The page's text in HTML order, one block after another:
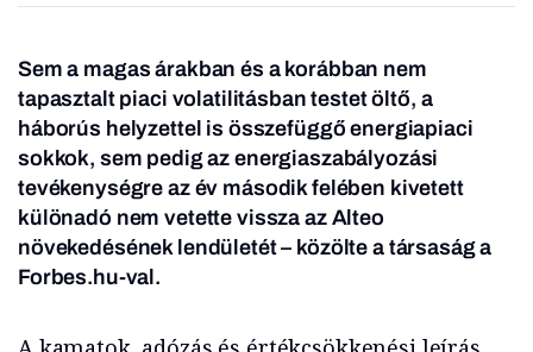
Sem a magas árakban és a korábban nem
tapasztalt piaci volatilitásban testet öltő, a
háborús helyzettel is összefüggő energiapiaci
sokkok, sem pedig az energiaszabályozási
tevékenységre az év második felében kivetett
különadó nem vetette vissza az Alteo
növekedésének lendületét – közölte a társaság a
Forbes.hu-val.